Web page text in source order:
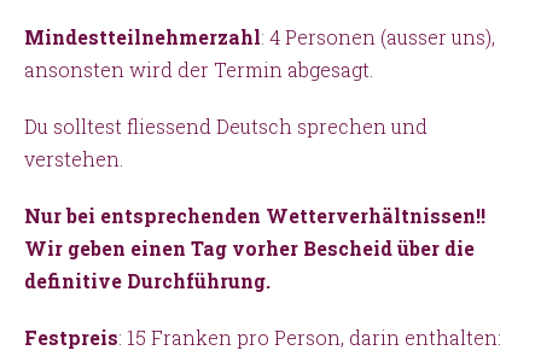
Mindestteilnehmerzahl: 4 Personen (ausser uns),
ansonsten wird der Termin abgesagt.
Du solltest fliessend Deutsch sprechen und
verstehen.
Nur bei entsprechenden Wetterverhältnissen!!
Wir geben einen Tag vorher Bescheid über die
definitive Durchführung.
Festpreis: 15 Franken pro Person, darin enthalten: